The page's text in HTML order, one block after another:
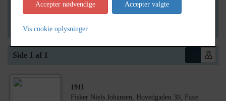
Vis kun med geo-tag
Side 1 af 1
1911
Fisker Niels Johansen, Hovedgaden 39, Faxe
Accepter nødvendige Accepter valgte
Vis cookie oplysninger